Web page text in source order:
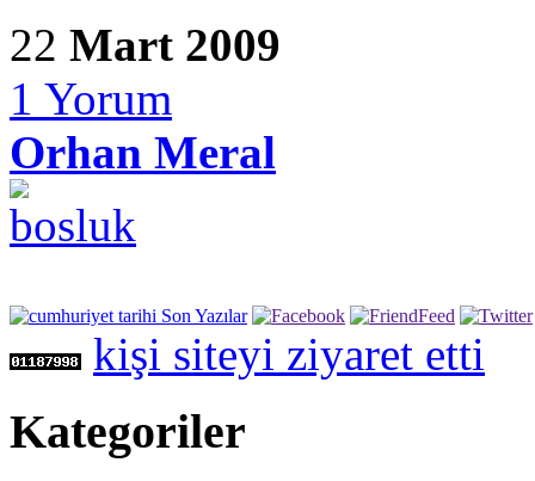
22 Mart 2009
1 Yorum
Orhan Meral
kişi siteyi ziyaret etti
Kategoriler